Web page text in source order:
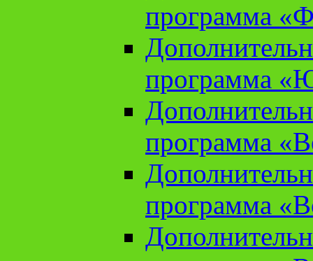
программа
программа
программа
программа